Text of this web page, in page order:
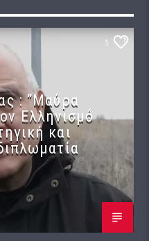
1
: “Μαύρα
Ελληνισμό
και